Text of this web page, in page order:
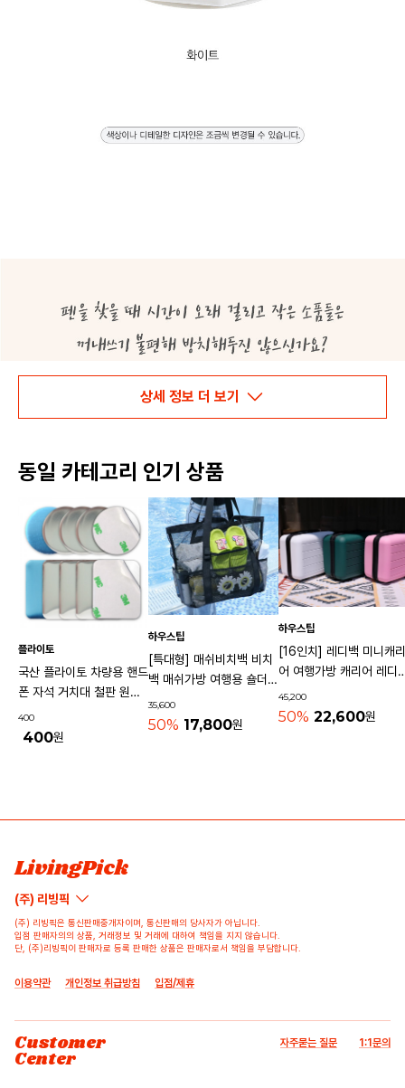
상세 정보 더 보기
동일 카테고리 인기 상품
플라이토
국산 플라이토 차량용 핸드
폰 자석 거치대 철판 원형
사각 40mm
400
400원
하우스팁
[특대형] 매쉬비치백 비치
백 매쉬가방 여행용 숄더백
물놀이가방 수영가방 물빠
지는가방
35,600
50% 17,800원
하우스팁
[16인치] 레디백 미니캐리
어 여행가방 캐리어 레디
기내용가방
45,200
50% 22,600원
LivingPick
(주) 리빙픽
(주) 리빙픽은 통신판매중개자이며, 통신판매의 당사자가 아닙니다.
입점 판매자의의 상품, 거래정보 및 거래에 대하여 책임을 지지 않습니다.
단, (주)리빙픽이 판매자로 등록 판매한 상품은 판매자로서 책임을 부담합니다.
이용약관 개인정보 취급방침 입점/제휴
Customer
Center
자주묻는 질문 1:1문의